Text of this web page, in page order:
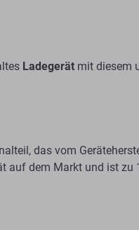
Ladegerät mit diesem
das vom
auf dem Markt und ist zu